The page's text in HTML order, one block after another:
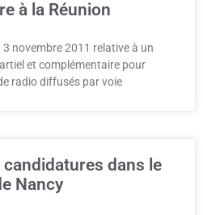
à la Réunion
novembre 2011 relative à un
et complémentaire pour
radio diffusés par voie
candidatures dans le
Nancy